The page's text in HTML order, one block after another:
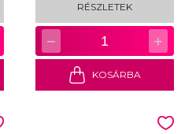
RÉSZLETEK
− 1 +
KOSÁRBA